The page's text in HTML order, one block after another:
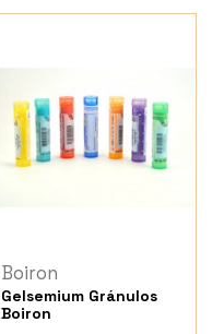
Boiron
Gelsemium Gránulos
Boiron